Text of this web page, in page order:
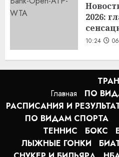
2026:
10:24
Главная
ПО
РАСПИСАНИЯ И
ПО ВИДАМ СПОРТА
ТЕННИС
БОКС
ЛЫЖНЫЕ ГОНКИ